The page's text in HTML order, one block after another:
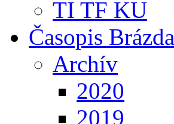
TI TF KU
Časopis Brázda
Archív
2020
2019